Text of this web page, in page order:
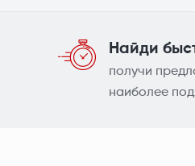
Найди
получи
наиболее